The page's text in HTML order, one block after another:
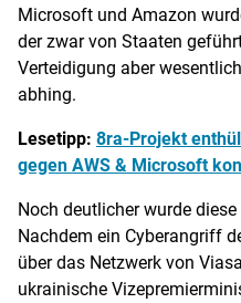
Microsoft und Amazon
der zwar von Staaten
Verteidigung aber
abhing.
Lesetipp: 8ra-Projekt
gegen AWS & Microsoft
Noch deutlicher wurde
Nachdem ein Cyberangriff
über das Netzwerk von
ukrainische